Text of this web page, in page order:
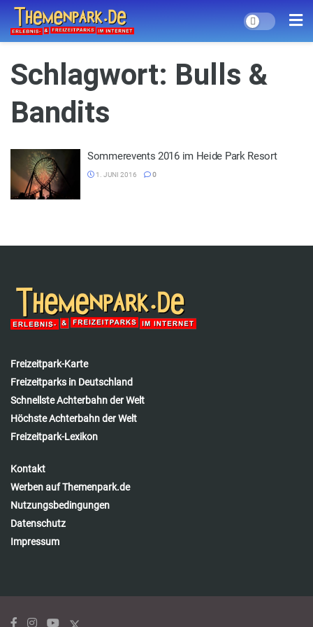
Schlagwort: Bulls &
Bandits
Sommerevents 2016 im Heide Park Resort
1. JUNI 2016 0
Freizeitpark-Karte
Freizeitparks in Deutschland
Schnellste Achterbahn der Welt
Höchste Achterbahn der Welt
Freizeitpark-Lexikon
Kontakt
Werben auf Themenpark.de
Nutzungsbedingungen
Datenschutz
Impressum